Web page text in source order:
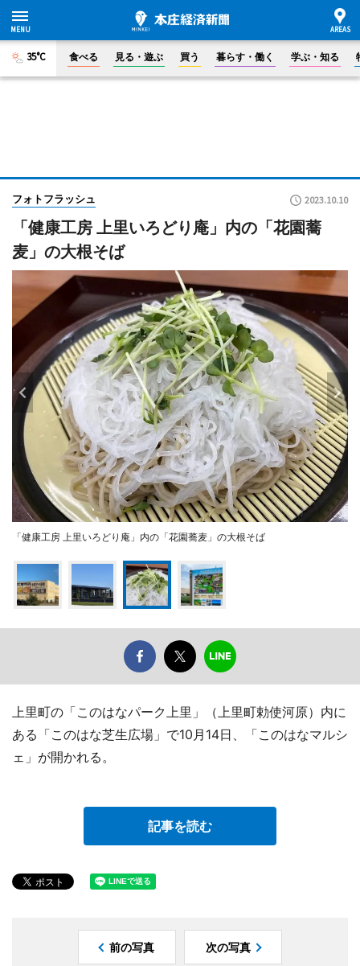
35°C 食べる 見る・遊ぶ 買う 暮らす・働く 学ぶ・知る
フォトフラッシュ 2023.10.10
「健康工房 上里いろどり庵」内の「花園蕎
麦」の大根そば
「健康工房 上里いろどり庵」内の「花園蕎麦」の大根そば
上里町の「このはなパーク上里」（上里町勅使河原）内に
ある「このはな芝生広場」で10月14日、「このはなマルシ
ェ」が開かれる。
記事を読む
前の写真 次の写真